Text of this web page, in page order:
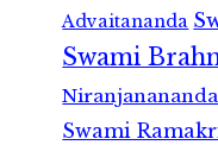
Advaitananda
Swami
Niranjanananda
Swami